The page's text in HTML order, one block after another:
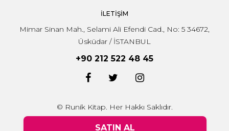
SATIN AL
İLETİŞİM
Mimar Sinan Mah., Selami Ali Efendi Cad., No: 5 34672,
Üsküdar / İSTANBUL
+90 212 522 48 45
© Runik Kitap. Her Hakkı Saklıdır.